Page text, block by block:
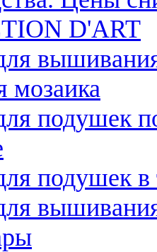
D'ART
мозаика
подушек
подушек в